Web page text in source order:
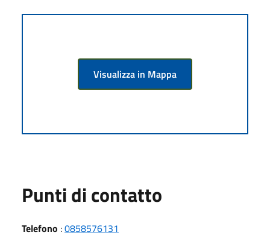
Visualizza in Mappa
Punti di contatto
Telefono :0858576131